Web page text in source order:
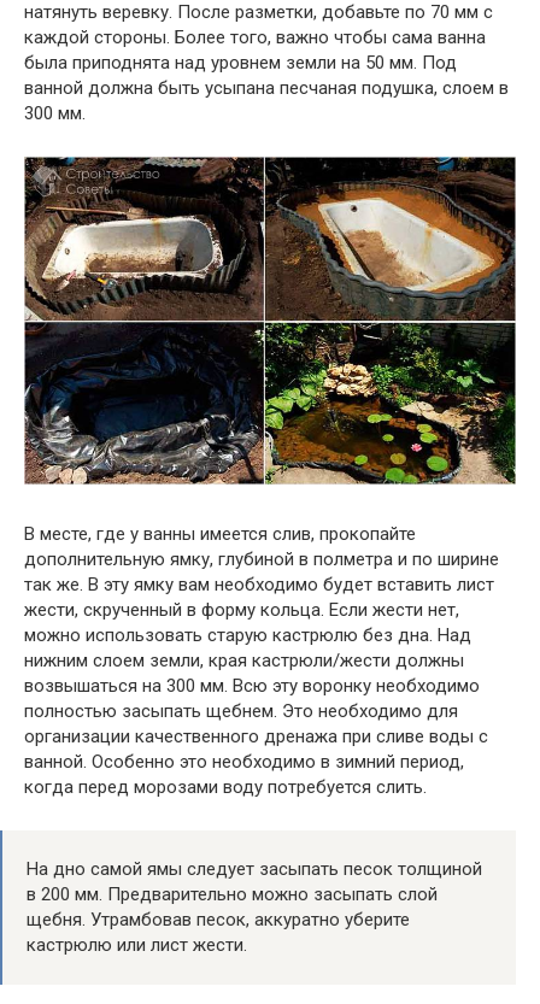
натянуть веревку. После разметки, добавьте по 70 мм с
каждой стороны. Более того, важно чтобы сама ванна
была приподнята над уровнем земли на 50 мм. Под
ванной должна быть усыпана песчаная подушка, слоем в
300 мм.
В месте, где у ванны имеется слив, прокопайте
дополнительную ямку, глубиной в полметра и по ширине
так же. В эту ямку вам необходимо будет вставить лист
жести, скрученный в форму кольца. Если жести нет,
можно использовать старую кастрюлю без дна. Над
нижним слоем земли, края кастрюли/жести должны
возвышаться на 300 мм. Всю эту воронку необходимо
полностью засыпать щебнем. Это необходимо для
организации качественного дренажа при сливе воды с
ванной. Особенно это необходимо в зимний период,
когда перед морозами воду потребуется слить.
На дно самой ямы следует засыпать песок толщиной
в 200 мм. Предварительно можно засыпать слой
щебня. Утрамбовав песок, аккуратно уберите
кастрюлю или лист жести.